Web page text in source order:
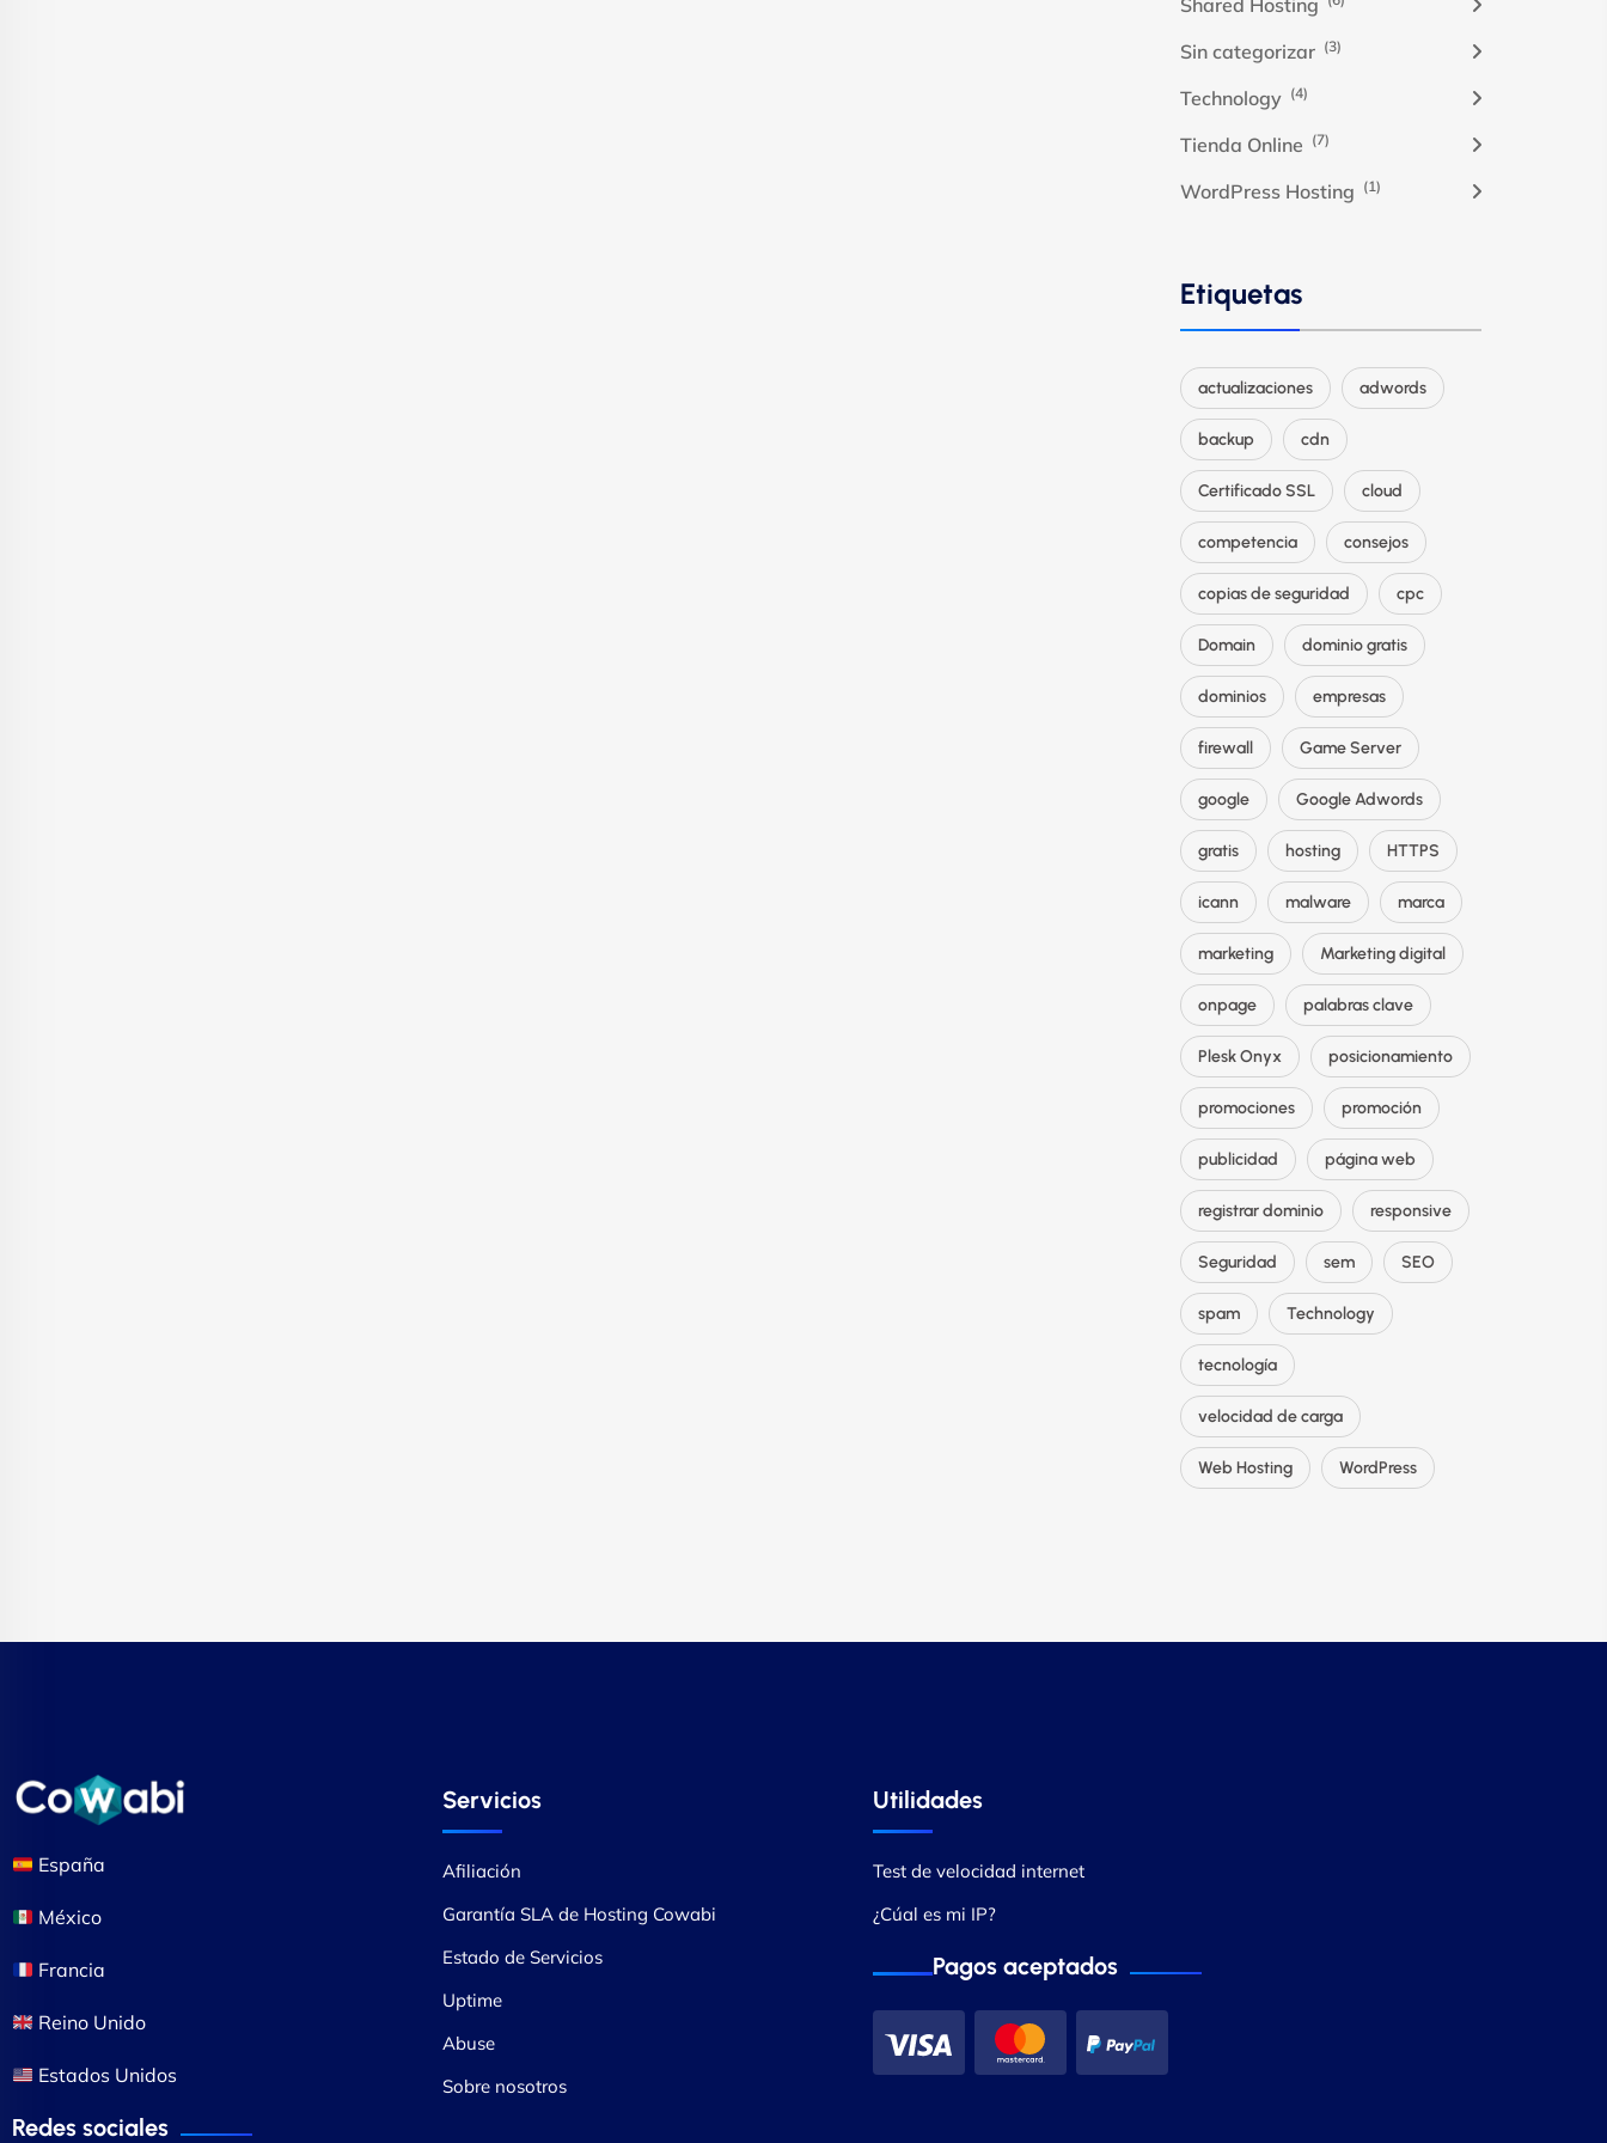
Shared Hosting
Sin categorizar (3)
Technology (4)
Tienda Online (7)
WordPress Hosting (1)
Etiquetas
actualizaciones adwords
backup cdn
Certificado SSL cloud
competencia consejos
copias de seguridad cpc
Domain dominio gratis
dominios empresas
firewall Game Server
google Google Adwords
gratis hosting HTTPS
icann malware marca
marketing Marketing digital
onpage palabras clave
Plesk Onyx posicionamiento
promociones promoción
publicidad página web
registrar dominio responsive
Seguridad sem SEO
spam Technology
tecnología
velocidad de carga
Web Hosting WordPress
España
México
Francia
Reino Unido
Estados Unidos
Redes sociales
Servicios
Afiliación
Garantía SLA de Hosting Cowabi
Estado de Servicios
Uptime
Abuse
Sobre nosotros
Utilidades
Test de velocidad internet
¿Cúal es mi IP?
Pagos aceptados